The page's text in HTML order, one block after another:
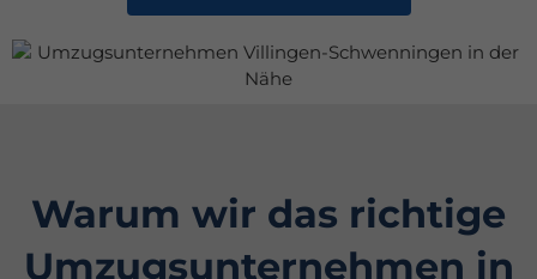
Warum wir das richtige
Umzugsunternehmen in